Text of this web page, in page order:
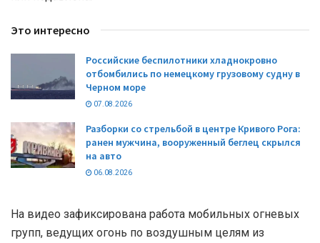
Это интересно
Российские беспилотники хладнокровно
отбомбились по немецкому грузовому судну в
Черном море
07.08.2026
Разборки со стрельбой в центре Кривого Рога:
ранен мужчина, вооруженный беглец скрылся
на авто
06.08.2026
На видео зафиксирована работа мобильных огневых
групп, ведущих огонь по воздушным целям из